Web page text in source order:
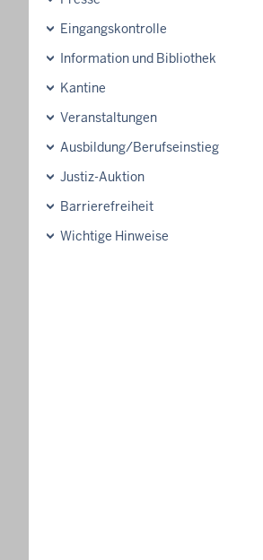
Eingangskontrolle
Information und Bibliothek
Kantine
Veranstaltungen
Ausbildung/Berufseinstieg
Justiz-Auktion
Barrierefreiheit
Wichtige Hinweise